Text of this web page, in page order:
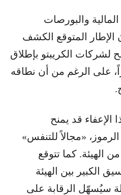
والبورصات
الإطار المتوقع الكشف
لشركات الكريبتو بإطلاق
على الرغم من أن نطاقه
الإعفاء قد يمنح
«مجالاً للتنفس»
الهيئة. كما تتوقع
الكبير بين الهيئة
سيُسهّل الرقابة على